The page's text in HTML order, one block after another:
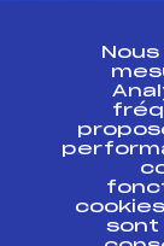
ESPACE
Ressources
Projet
Projet
sont